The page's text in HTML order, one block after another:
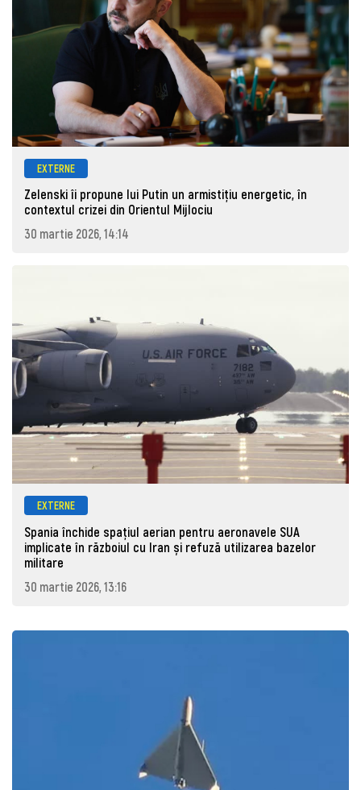
EXTERNE
Zelenski îi propune lui Putin un armistițiu energetic, în
contextul crizei din Orientul Mijlociu
30 martie 2026, 14:14
EXTERNE
Spania închide spațiul aerian pentru aeronavele SUA
implicate în războiul cu Iran și refuză utilizarea bazelor
militare
30 martie 2026, 13:16